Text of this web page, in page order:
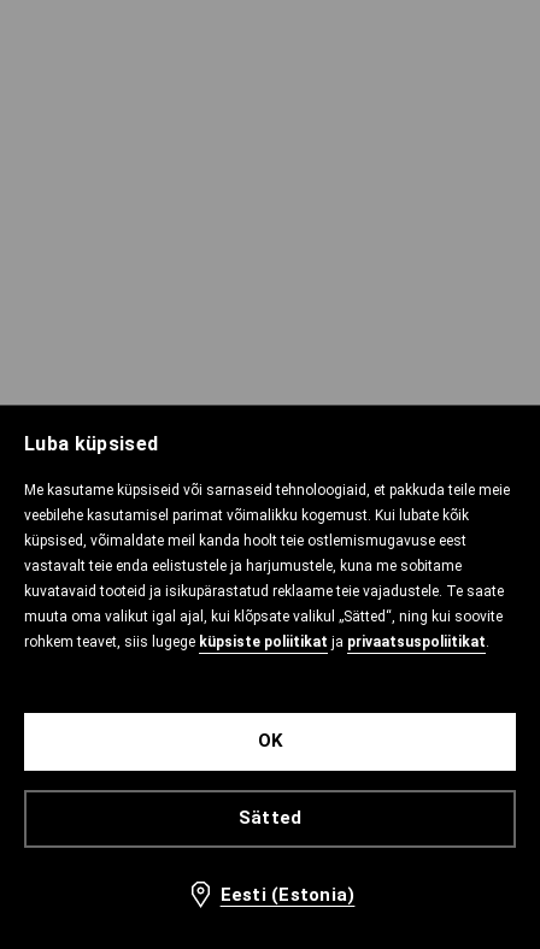
Luba küpsised
Me kasutame küpsiseid või sarnaseid tehnoloogiaid, et pakkuda teile meie
veebilehe kasutamisel parimat võimalikku kogemust. Kui lubate kõik
küpsised, võimaldate meil kanda hoolt teie ostlemismugavuse eest
vastavalt teie enda eelistustele ja harjumustele, kuna me sobitame
kuvatavaid tooteid ja isikupärastatud reklaame teie vajadustele. Te saate
muuta oma valikut igal ajal, kui klõpsate valikul „Sätted“, ning kui soovite
rohkem teavet, siis lugege küpsiste poliitikat ja privaatsuspoliitikat.
Sätted
OK
Eesti (Estonia)